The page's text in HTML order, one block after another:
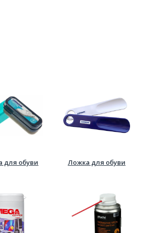
для обуви Ложка для обуви